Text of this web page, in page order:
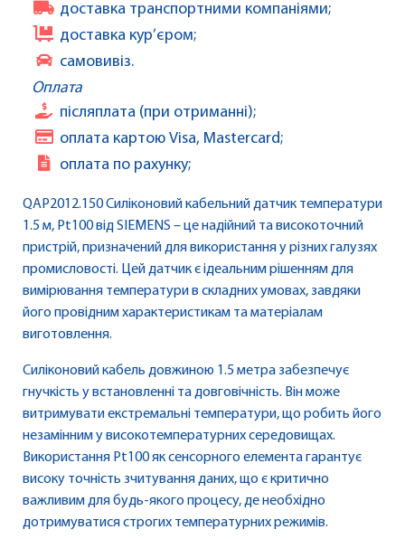
доставка транспортними компаніями;
доставка кур’єром;
самовивіз.
Оплата
післяплата (при отриманні);
оплата картою Visa, Mastercard;
оплата по рахунку;
QAP2012.150 Силіконовий кабельний датчик температури
1.5 м, Pt100 від SIEMENS – це надійний та високоточний
пристрій, призначений для використання у різних галузях
промисловості. Цей датчик є ідеальним рішенням для
вимірювання температури в складних умовах, завдяки
його провідним характеристикам та матеріалам
виготовлення.
Силіконовий кабель довжиною 1.5 метра забезпечує
гнучкість у встановленні та довговічність. Він може
витримувати екстремальні температури, що робить його
незамінним у високотемпературних середовищах.
Використання Pt100 як сенсорного елемента гарантує
високу точність зчитування даних, що є критично
важливим для будь-якого процесу, де необхідно
дотримуватися строгих температурних режимів.